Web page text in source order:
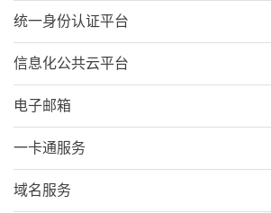
统一身份认证平台
信息化公共云平台
电子邮箱
一卡通服务
域名服务